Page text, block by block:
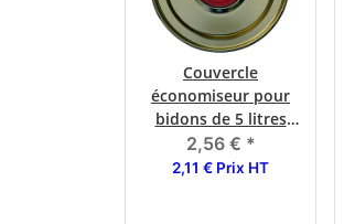
Couvercle
économiseur pour
bidons de 5 litres
bec verseur
2,56 € *
2,11 € Prix HT